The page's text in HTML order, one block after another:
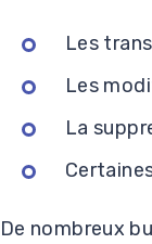
Les
Les
La
De nombreux